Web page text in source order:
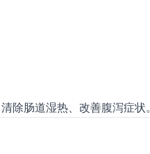
除肠道湿热、改善腹泻症状。